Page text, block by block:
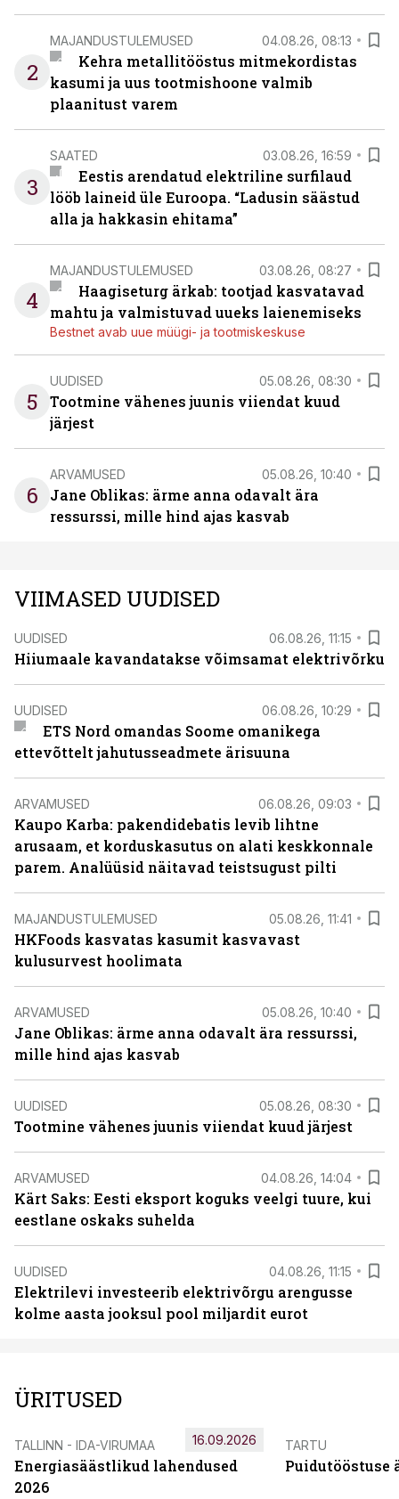
2
MAJANDUSTULEMUSED 04.08.26, 08:13
Kehra metallitööstus mitmekordistas
kasumi ja uus tootmishoone valmib
plaanitust varem
3
SAATED 03.08.26, 16:59
Eestis arendatud elektriline surfilaud
lööb laineid üle Euroopa. “Ladusin säästud
alla ja hakkasin ehitama”
4
MAJANDUSTULEMUSED 03.08.26, 08:27
Haagiseturg ärkab: tootjad kasvatavad
mahtu ja valmistuvad uueks laienemiseks
Bestnet avab uue müügi- ja tootmiskeskuse
5
UUDISED 05.08.26, 08:30
Tootmine vähenes juunis viiendat kuud
järjest
6
ARVAMUSED 05.08.26, 10:40
Jane Oblikas: ärme anna odavalt ära
ressurssi, mille hind ajas kasvab
VIIMASED UUDISED
UUDISED 06.08.26, 11:15
Hiiumaale kavandatakse võimsamat elektrivõrku
UUDISED 06.08.26, 10:29
ETS Nord omandas Soome omanikega
ettevõttelt jahutusseadmete ärisuuna
ARVAMUSED 06.08.26, 09:03
Kaupo Karba: pakendidebatis levib lihtne
arusaam, et korduskasutus on alati keskkonnale
parem. Analüüsid näitavad teistsugust pilti
MAJANDUSTULEMUSED 05.08.26, 11:41
HKFoods kasvatas kasumit kasvavast
kulusurvest hoolimata
ARVAMUSED 05.08.26, 10:40
Jane Oblikas: ärme anna odavalt ära ressurssi,
mille hind ajas kasvab
UUDISED 05.08.26, 08:30
Tootmine vähenes juunis viiendat kuud järjest
ARVAMUSED 04.08.26, 14:04
Kärt Saks: Eesti eksport koguks veelgi tuure, kui
eestlane oskaks suhelda
UUDISED 04.08.26, 11:15
Elektrilevi investeerib elektrivõrgu arengusse
kolme aasta jooksul pool miljardit eurot
ÜRITUSED
TALLINN - IDA-VIRUMAA
Energiasäästlikud lahendused
2026
16.09.2026 TARTU
Puidutööstuse